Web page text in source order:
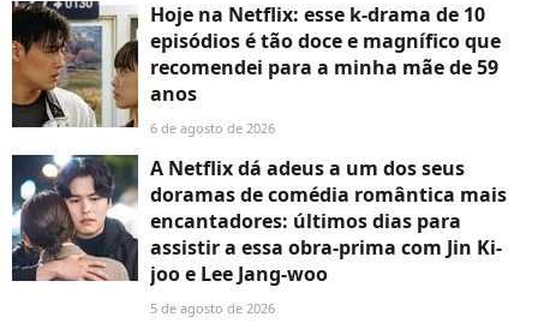
Hoje na Netflix: esse k-drama de 10
episódios é tão doce e magnífico que
recomendei para a minha mãe de 59
anos
6 de agosto de 2026
A Netflix dá adeus a um dos seus
doramas de comédia romântica mais
encantadores: últimos dias para
assistir a essa obra-prima com Jin Ki-
joo e Lee Jang-woo
5 de agosto de 2026